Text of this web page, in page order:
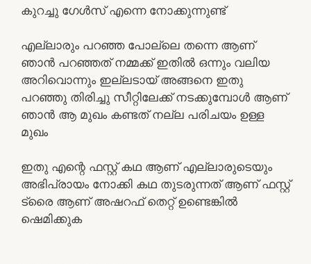
കുറച്ചു ഗേൾസ് എന്നെ നോക്കുന്നുണ്ട്
എല്ലാരും പറഞ്ഞ പോല്ലെ തന്നെ ആണ്
ഞാൻ പറഞ്ഞത് നമ്മക്ക് ഇതിൽ ഒന്നും വലിയ
അറിവൊന്നും ഇല്ലടായ് അങ്ങനെ ഇതു
പറഞ്ഞു തിരിച്ചു സീറ്റിലേക്ക് നടക്കുമ്പോൾ ആണ്
ഞാൻ ആ മുഖം കണ്ടത് നല്ല പരിചയം ഉള്ള
മുഖം
ഇതു എന്റെ ഫസ്റ്റ് കഥ ആണ് എല്ലാരുടെയും
അഭിപ്രായം നോക്കി കഥ തുടരുന്നത് ആണ് ഫസ്റ്റ്
ട്രൈ ആണ് അഷറഫ് തെറ്റ് ഉണ്ടെങ്കിൽ
ഷെമിക്കുക